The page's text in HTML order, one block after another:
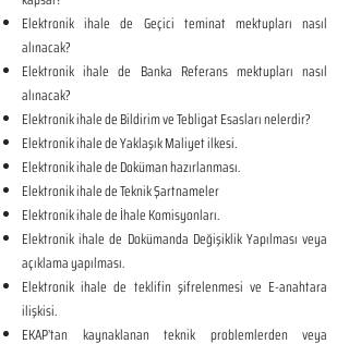
Elektronik ihale de Geçici teminat mektupları nasıl
alınacak?
Elektronik ihale de Banka Referans mektupları nasıl
alınacak?
Elektronik ihale de Bildirim ve Tebligat Esasları nelerdir?
Elektronik ihale de Yaklaşık Maliyet ilkesi.
Elektronik ihale de Doküman hazırlanması.
Elektronik ihale de Teknik Şartnameler
Elektronik ihale de İhale Komisyonları.
Elektronik ihale de Dokümanda Değişiklik Yapılması veya
açıklama yapılması.
Elektronik ihale de teklifin şifrelenmesi ve E-anahtara
ilişkisi.
EKAP’tan kaynaklanan teknik problemlerden veya